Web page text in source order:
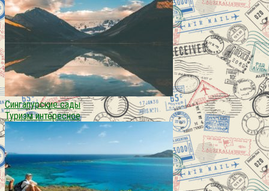
Сингапурские сады
Туризм интересное